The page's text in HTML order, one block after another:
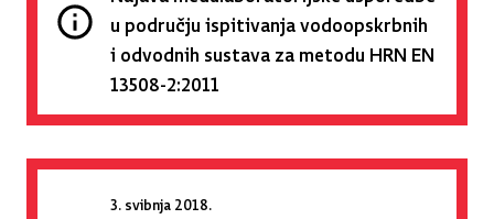
u području ispitivanja vodoopskrbnih
i odvodnih sustava za metodu HRN EN
13508-2:2011
3. svibnja 2018.